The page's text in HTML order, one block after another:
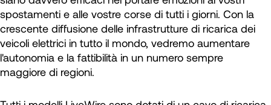
spostamenti e alle vostre corse di tutti i giorni. Con la
crescente diffusione delle infrastrutture di ricarica dei
veicoli elettrici in tutto il mondo, vedremo aumentare
l'autonomia e la fattibilità in un numero sempre
maggiore di regioni.